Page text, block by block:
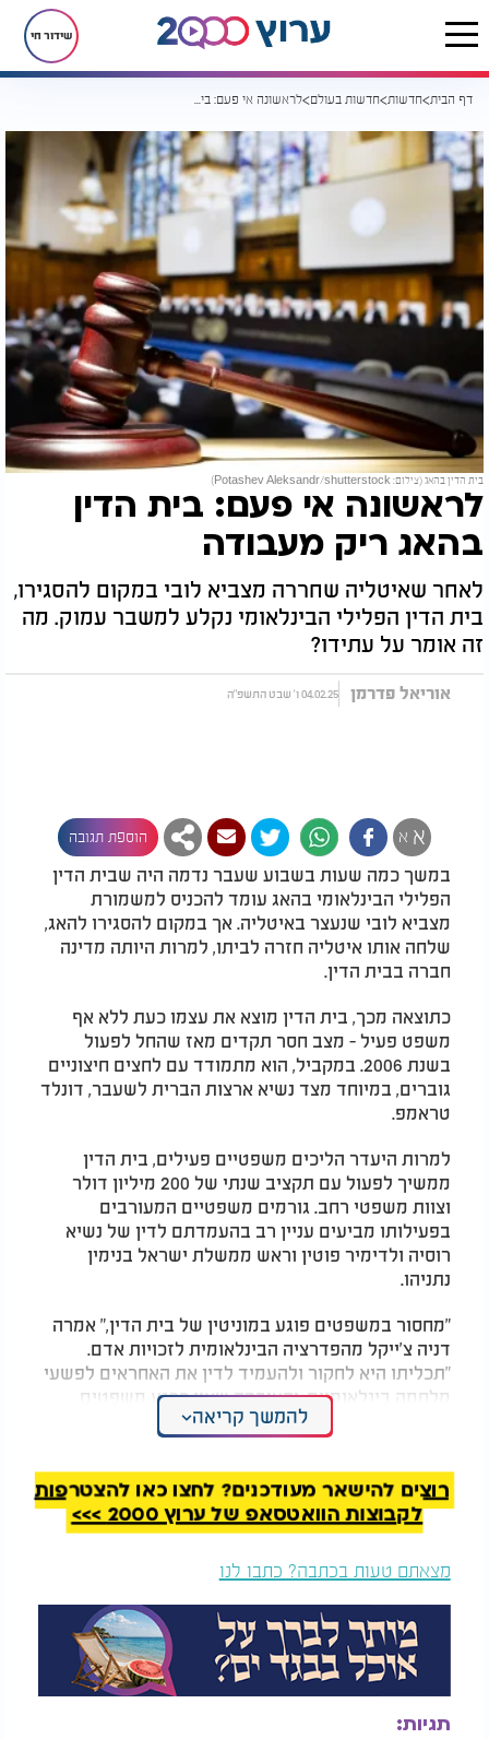
שידור חי
דף הבית חדשות חדשות בעולם לראשונה אי פעם: בית הדין בהאג ריק מעבודה
בית הדין בהאג (צילום: Potashev Aleksandr/shutterstock)
לראשונה אי פעם: בית הדין
בהאג ריק מעבודה
לאחר שאיטליה שחררה מצביא לובי במקום להסגירו,
בית הדין הפלילי הבינלאומי נקלע למשבר עמוק. מה
זה אומר על עתידו?
אוריאל פדרמן 04.02.25 ו' שבט התשפ"ה
א א הוספת תגובה
במשך כמה שעות בשבוע שעבר נדמה היה שבית הדין
הפלילי הבינלאומי בהאג עומד להכניס למשמורת
מצביא לובי שנעצר באיטליה. אך במקום להסגירו להאג,
שלחה אותו איטליה חזרה לביתו, למרות היותה מדינה
חברה בבית הדין.
כתוצאה מכך, בית הדין מוצא את עצמו כעת ללא אף
משפט פעיל - מצב חסר תקדים מאז שהחל לפעול
בשנת 2006. במקביל, הוא מתמודד עם לחצים חיצוניים
גוברים, במיוחד מצד נשיא ארצות הברית לשעבר, דונלד
טראמפ.
למרות היעדר הליכים משפטיים פעילים, בית הדין
ממשיך לפעול עם תקציב שנתי של 200 מיליון דולר
וצוות משפטי רחב. גורמים משפטיים המעורבים
בפעילותו מביעים עניין רב בהעמדתם לדין של נשיא
רוסיה ולדימיר פוטין וראש ממשלת ישראל בנימין
נתניהו.
"מחסור במשפטים פוגע במוניטין של בית הדין," אמרה
דניה צ'ייקל מהפדרציה הבינלאומית לזכויות אדם.
"תכליתו היא לחקור ולהעמיד לדין את האחראים לפשעי
מלחמה בינלאומיים, והעובדה שאין כרגע משפטים
פעילים מעלה סימני שאלה באשר ליכולת המוסד למלא
להמשך קריאה
רוצים להישאר מעודכנים? לחצו כאן להצטרפות
לקבוצות הוואטסאפ של ערוץ 2000 >>>
מצאתם טעות בכתבה? כתבו לנו
תגיות: